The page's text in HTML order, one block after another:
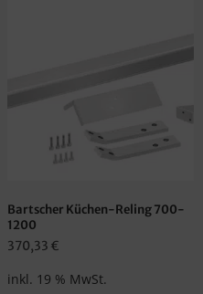
Bartscher Küchen-Reling 700-
1200
370,33 €
inkl. 19 % MwSt.